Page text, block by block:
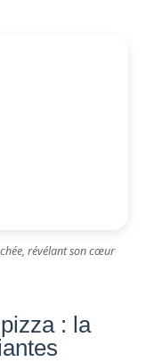
révélant son cœur
: la